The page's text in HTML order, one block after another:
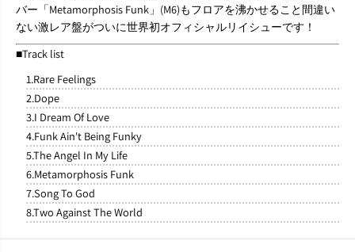
o
n
A
n
d
R
a
r
e
F
e
e
l
i
s
o
n
n
d
a
r
e
F
e
e
l
バー「Metamorphosis Funk」(M6)もフロアを沸かせること間違い
ない激レア盤がついに世界初オフィシャルリイシューです！
■Track list
1.Rare Feelings
2.Dope
3.I Dream Of Love
4.Funk Ain't Being Funky
5.The Angel In My Life
6.Metamorphosis Funk
7.Song To God
8.Two Against The World